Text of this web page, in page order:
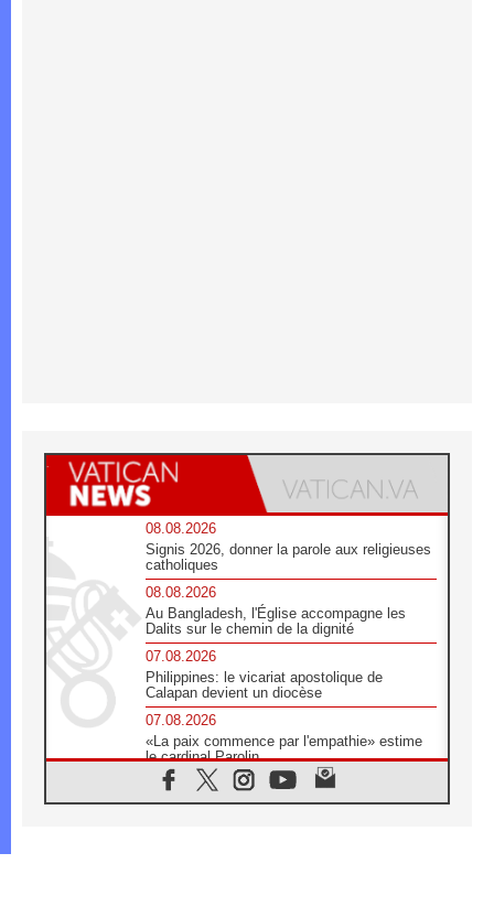
08.08.2026
Signis 2026, donner la parole aux religieuses
catholiques
08.08.2026
Au Bangladesh, l'Église accompagne les
Dalits sur le chemin de la dignité
07.08.2026
Philippines: le vicariat apostolique de
Calapan devient un diocèse
07.08.2026
«La paix commence par l'empathie» estime
le cardinal Parolin
07.08.2026
En Colombie, «la paix ne s'achète pas avec